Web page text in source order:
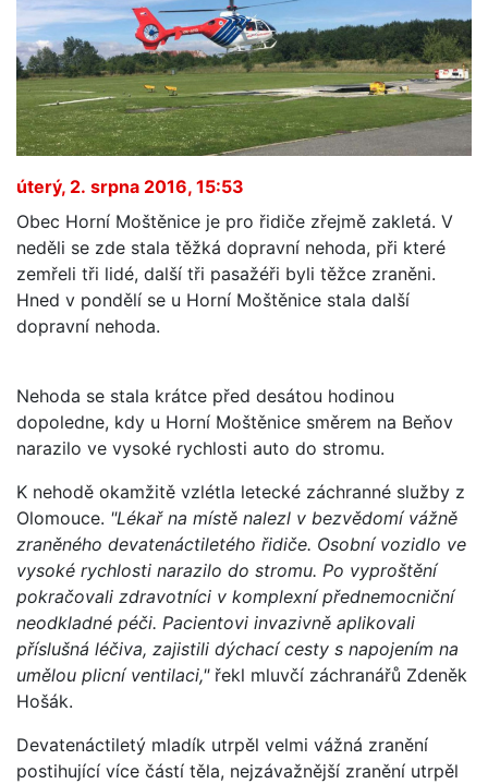
úterý, 2. srpna 2016, 15:53
Obec Horní Moštěnice je pro řidiče zřejmě zakletá. V
neděli se zde stala těžká dopravní nehoda, při které
zemřeli tři lidé, další tři pasažéři byli těžce zraněni.
Hned v pondělí se u Horní Moštěnice stala další
dopravní nehoda.
Nehoda se stala krátce před desátou hodinou
dopoledne, kdy u Horní Moštěnice směrem na Beňov
narazilo ve vysoké rychlosti auto do stromu.
K nehodě okamžitě vzlétla letecké záchranné služby z
Olomouce. "Lékař na místě nalezl v bezvědomí vážně
zraněného devatenáctiletého řidiče. Osobní vozidlo ve
vysoké rychlosti narazilo do stromu. Po vyproštění
pokračovali zdravotníci v komplexní přednemocniční
neodkladné péči. Pacientovi invazivně aplikovali
příslušná léčiva, zajistili dýchací cesty s napojením na
umělou plicní ventilaci,"řekl mluvčí záchranářů Zdeněk
Hošák.
Devatenáctiletý mladík utrpěl velmi vážná zranění
postihující více částí těla, nejzávažnější zranění utrpěl